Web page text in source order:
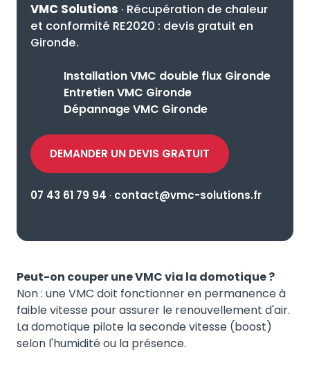
VMC Solutions · Récupération de chaleur
et conformité RE2020 : devis gratuit en
Gironde.
Installation VMC double flux Gironde
Entretien VMC Gironde
Dépannage VMC Gironde
DEMANDER UN DEVIS GRATUIT
07 43 61 79 94 · contact@vmc-solutions.fr
Peut-on couper une VMC via la domotique ?
Non : une VMC doit fonctionner en permanence à
faible vitesse pour assurer le renouvellement d'air.
La domotique pilote la seconde vitesse (boost)
selon l'humidité ou la présence.